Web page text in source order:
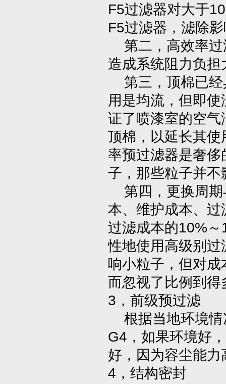
F5过滤器对大于
F5过滤器，滤除
第二，高效率过
造成系统阻力负
第三，顶棉已经
用是均流，但即
证了喷漆室的空
顶棉，以延长其
率预过滤器是奢
子，那些粒子并
第四，更换周期
本、维护成本、
过滤成本的10%
性地使用高级别
响小粒子，但对
而忽视了比例到
3，前级预过滤
根据当地环境情
G4，如果环境好
好，因为容尘能
4，结构密封